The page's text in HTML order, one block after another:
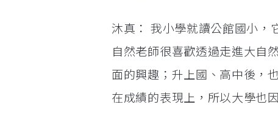
沐真： 我小學就讀公館國小，
自然老師很喜歡透過走進大自
面的興趣；升上國、高中後，
在成績的表現上，所以大學也